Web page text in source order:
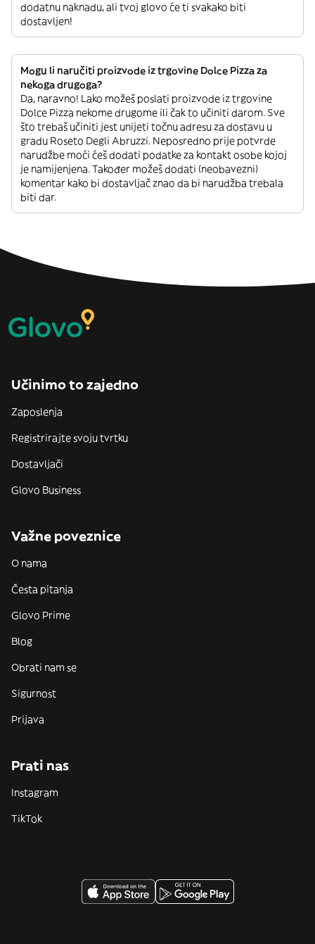
dodatnu naknadu, ali tvoj glovo će ti svakako biti
dostavljen!
Mogu li naručiti proizvode iz trgovine Dolce Pizza za
nekoga drugoga?
Da, naravno! Lako možeš poslati proizvode iz trgovine
Dolce Pizza nekome drugome ili čak to učiniti darom. Sve
što trebaš učiniti jest unijeti točnu adresu za dostavu u
gradu Roseto Degli Abruzzi. Neposredno prije potvrde
narudžbe moći ćeš dodati podatke za kontakt osobe kojoj
je namijenjena. Također možeš dodati (neobavezni)
komentar kako bi dostavljač znao da bi narudžba trebala
biti dar.
Učinimo to zajedno
Zaposlenja
Registrirajte svoju tvrtku
Dostavljači
Glovo Business
Važne poveznice
O nama
Česta pitanja
Glovo Prime
Blog
Obrati nam se
Sigurnost
Prijava
Prati nas
Instagram
TikTok